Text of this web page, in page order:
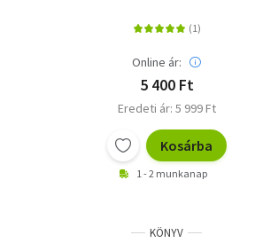
tragédiáról
Online ár:
5 400 Ft
Eredeti ár: 5 999 Ft
Kosárba
1 - 2 munkanap
KÖNYV